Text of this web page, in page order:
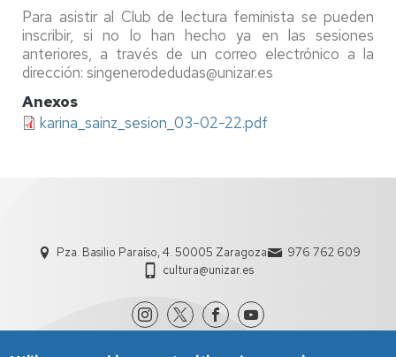
Para asistir al Club de lectura feminista se pueden
inscribir, si no lo han hecho ya en las sesiones
anteriores, a través de un correo electrónico a la
dirección: singenerodedudas@unizar.es
Anexos
karina_sainz_sesion_03-02-22.pdf
Pza. Basilio Paraíso, 4. 50005 Zaragoza
976 762 609
cultura@unizar.es